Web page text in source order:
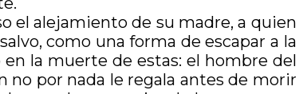
el alejamiento de su madre, a quien
como una forma de escapar a la
la muerte de estas: el hombre del
no por nada le regala antes de morir